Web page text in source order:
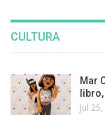
CULTURA
Mar
Jul